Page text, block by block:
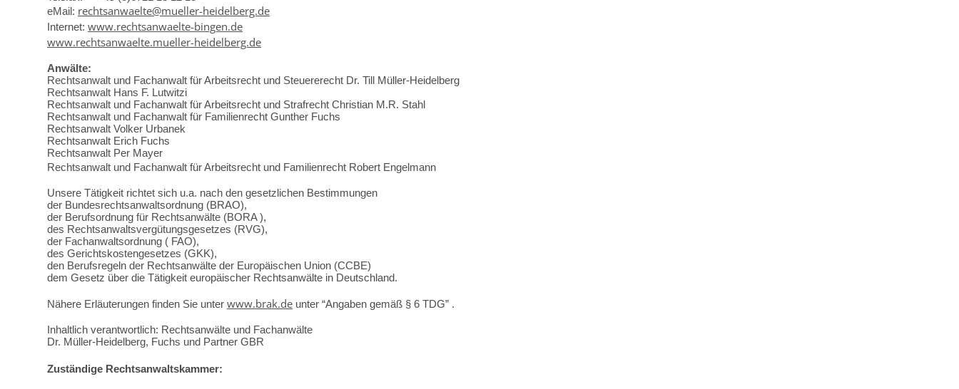
eMail: rechtsanwaelte@mueller-heidelberg.de
Internet: www.rechtsanwaelte-bingen.de
www.rechtsanwaelte.mueller-heidelberg.de
Anwälte:
Rechtsanwalt und Fachanwalt für Arbeitsrecht und Steuererecht Dr. Till Müller-Heidelberg
Rechtsanwalt Hans F. Lutwitzi
Rechtsanwalt und Fachanwalt für Arbeitsrecht und Strafrecht Christian M.R. Stahl
Rechtsanwalt und Fachanwalt für Familienrecht Gunther Fuchs
Rechtsanwalt Volker Urbanek
Rechtsanwalt Erich Fuchs
Rechtsanwalt Per Mayer
Rechtsanwalt und Fachanwalt für Arbeitsrecht und Familienrecht Robert Engelmann
Unsere Tätigkeit richtet sich u.a. nach den gesetzlichen Bestimmungen
der Bundesrechtsanwaltsordnung (BRAO),
der Berufsordnung für Rechtsanwälte (BORA ),
des Rechtsanwaltsvergütungsgesetzes (RVG),
der Fachanwaltsordnung ( FAO),
des Gerichtskostengesetzes (GKK),
den Berufsregeln der Rechtsanwälte der Europäischen Union (CCBE)
dem Gesetz über die Tätigkeit europäischer Rechtsanwälte in Deutschland.
Nähere Erläuterungen finden Sie unter www.brak.de unter “Angaben gemäß § 6 TDG” .
Inhaltlich verantwortlich: Rechtsanwälte und Fachanwälte
Dr. Müller-Heidelberg, Fuchs und Partner GBR
Zuständige Rechtsanwaltskammer: